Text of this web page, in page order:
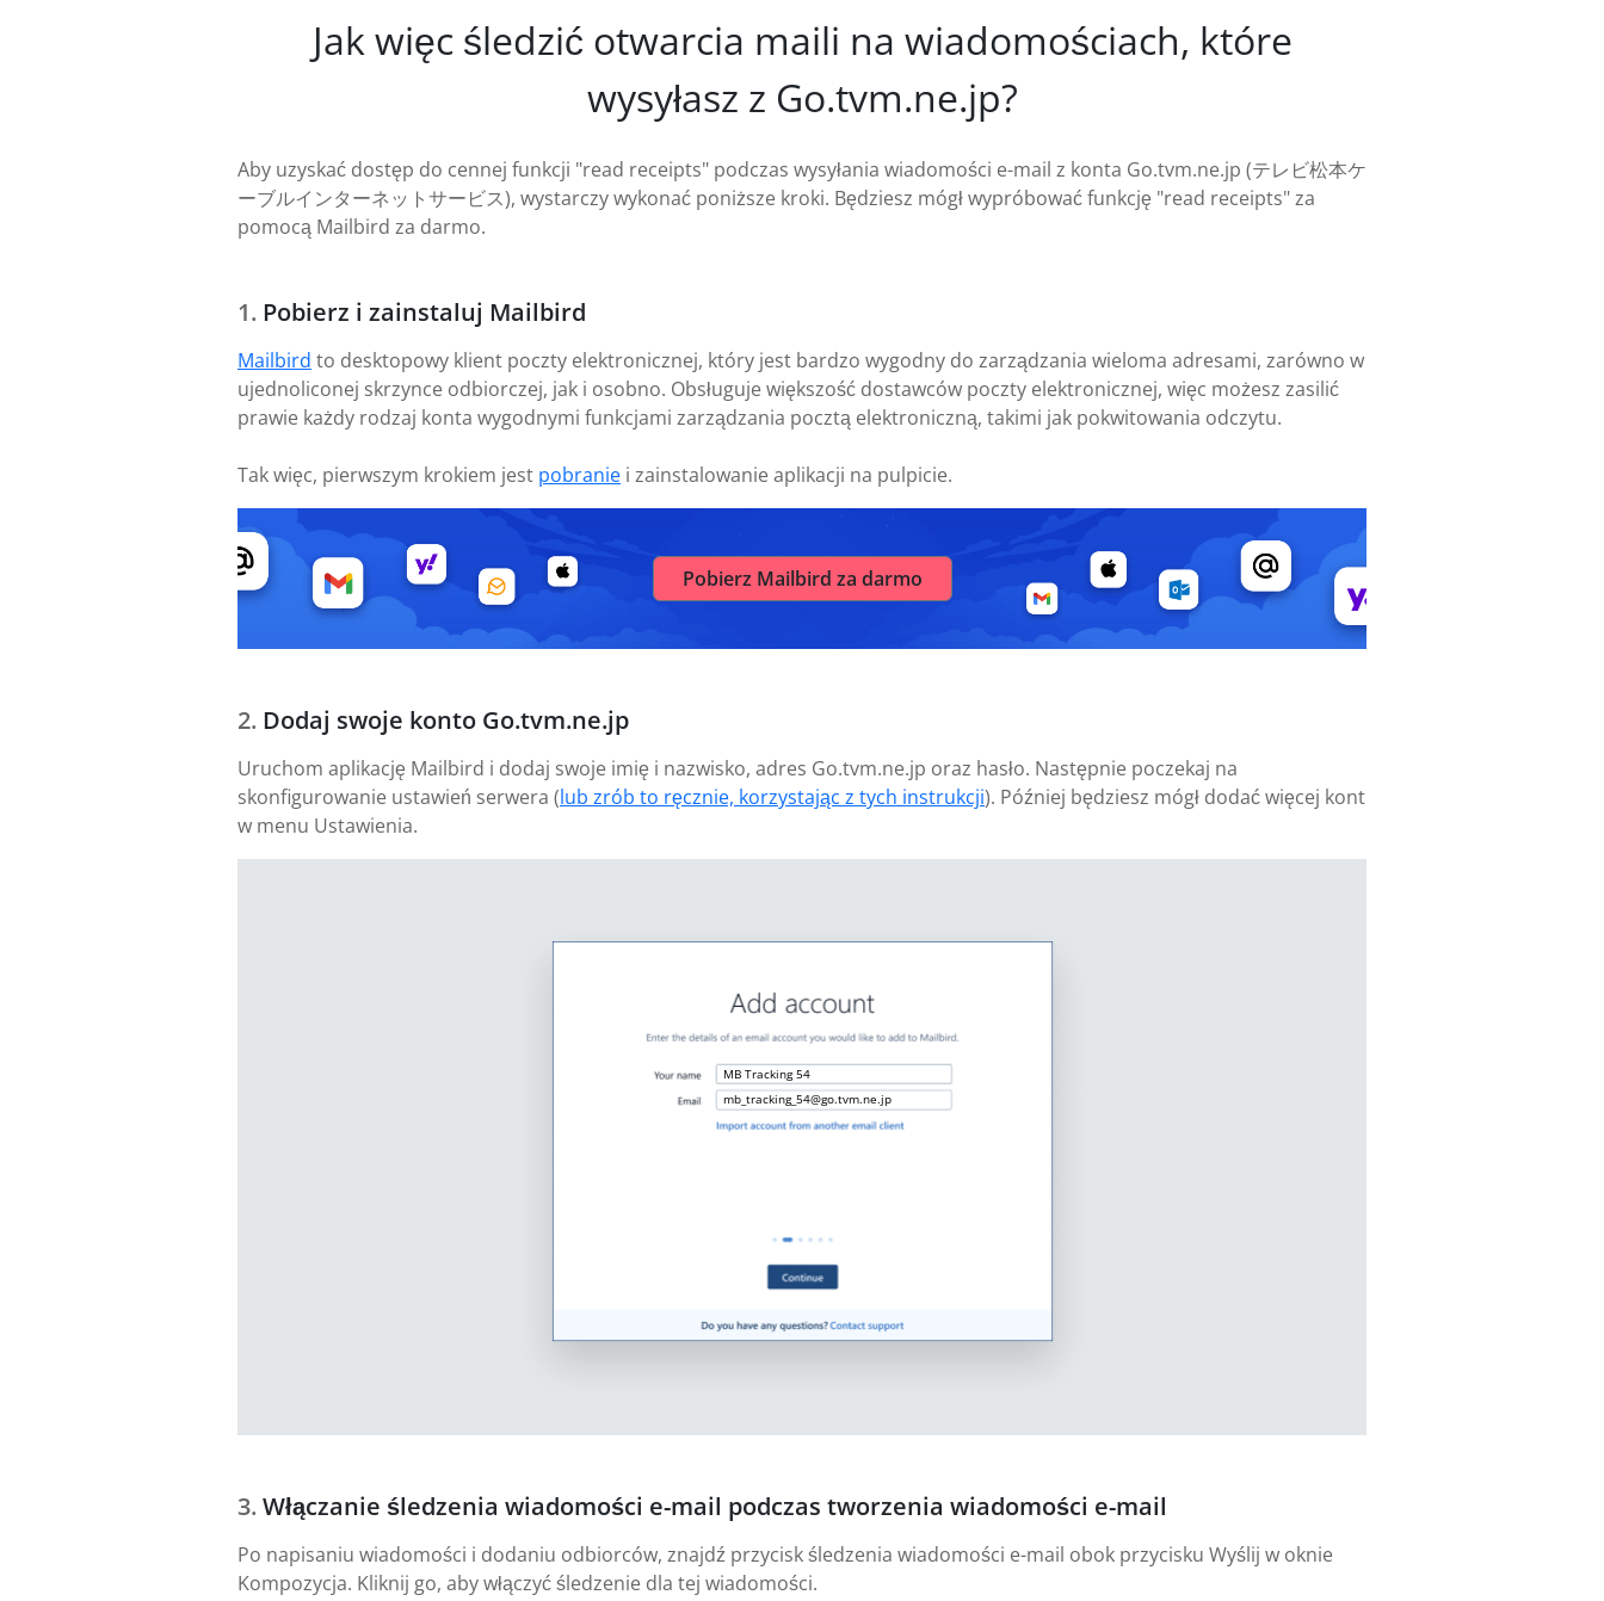
Jak więc śledzić otwarcia maili na wiadomościach, które
wysyłasz z Go.tvm.ne.jp?
Aby uzyskać dostęp do cennej funkcji "read receipts" podczas wysyłania wiadomości e-mail z konta Go.tvm.ne.jp (テレビ松本ケ
ーブルインターネットサービス), wystarczy wykonać poniższe kroki. Będziesz mógł wypróbować funkcję "read receipts" za
pomocą Mailbird za darmo.
Pobierz i zainstaluj Mailbird
Mailbird to desktopowy klient poczty elektronicznej, który jest bardzo wygodny do zarządzania wieloma adresami, zarówno w
ujednoliconej skrzynce odbiorczej, jak i osobno. Obsługuje większość dostawców poczty elektronicznej, więc możesz zasilić
prawie każdy rodzaj konta wygodnymi funkcjami zarządzania pocztą elektroniczną, takimi jak pokwitowania odczytu.
Tak więc, pierwszym krokiem jest pobranie i zainstalowanie aplikacji na pulpicie.
Pobierz Mailbird za darmo
Dodaj swoje konto Go.tvm.ne.jp
Uruchom aplikację Mailbird i dodaj swoje imię i nazwisko, adres Go.tvm.ne.jp oraz hasło. Następnie poczekaj na
skonfigurowanie ustawień serwera (lub zrób to ręcznie, korzystając z tych instrukcji). Później będziesz mógł dodać więcej kont
w menu Ustawienia.
MB Tracking 54
mb_tracking_54@go.tvm.ne.jp
Włączanie śledzenia wiadomości e-mail podczas tworzenia wiadomości e-mail
Po napisaniu wiadomości i dodaniu odbiorców, znajdź przycisk śledzenia wiadomości e-mail obok przycisku Wyślij w oknie
Kompozycja. Kliknij go, aby włączyć śledzenie dla tej wiadomości.